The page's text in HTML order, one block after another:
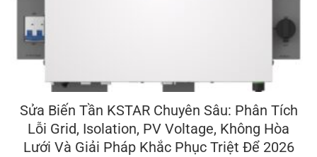
Sửa Biến Tần KSTAR Chuyên Sâu: Phân Tích
Lỗi Grid, Isolation, PV Voltage, Không Hòa
Lưới Và Giải Pháp Khắc Phục Triệt Để 2026